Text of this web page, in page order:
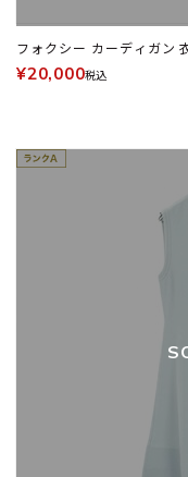
フォクシー カーデ
¥20,000税込